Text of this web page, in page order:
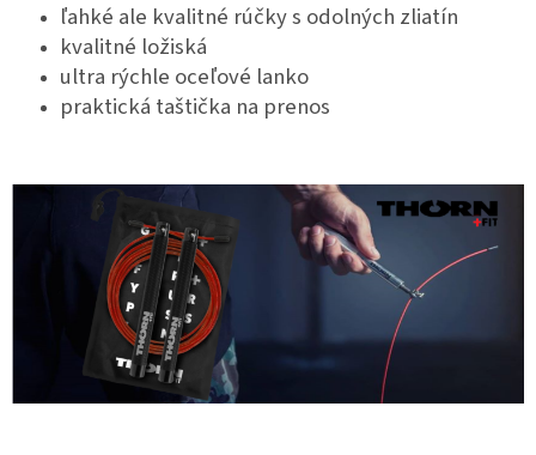
ľahké ale kvalitné rúčky s odolných zliatín
kvalitné ložiská
ultra rýchle oceľové lanko
praktická taštička na prenos